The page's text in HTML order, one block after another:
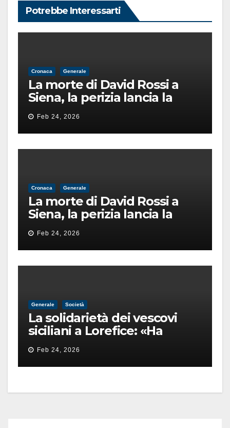
Potrebbe Interessarti
Cronaca Generale
La morte di David Rossi a
Siena, la perizia lancia la
pista di un’intimidazione
finita male
Feb 24, 2026
Cronaca Generale
La morte di David Rossi a
Siena, la perizia lancia la
pista di un’intimidazione
finita male
Feb 24, 2026
Generale Società
La solidarietà dei vescovi
siciliani a Lorefice: «Ha
difeso il valore e la dignità
dell’umanità»
Feb 24, 2026